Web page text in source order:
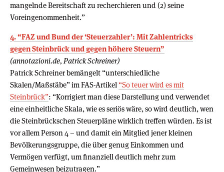
mangelnde Bereitschaft zu recherchieren und (2) seine
Voreingenommenheit.”
4. “FAZ und Bund der ‘Steuerzahler’: Mit Zahlentricks
gegen Steinbrück und gegen höhere Steuern”
(annotazioni.de, Patrick Schreiner)
Patrick Schreiner bemängelt “unterschiedliche
Skalen/Maßstäbe” im FAS-Artikel “So teuer wird es mit
Steinbrück”: “Korrigiert man diese Darstellung und verwendet
eine einheitliche Skala, wie es seriös wäre, so wird deutlich, wen
die Steinbrückschen Steuerpläne wirklich treffen würden. Es ist
vor allem Person 4 – und damit ein Mitglied jener kleinen
Bevölkerungsgruppe, die über genug Einkommen und
Vermögen verfügt, um finanziell deutlich mehr zum
Gemeinwesen beizutragen.”